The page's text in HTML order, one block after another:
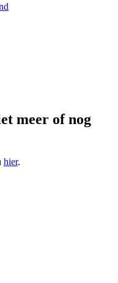
meer of nog
hier.